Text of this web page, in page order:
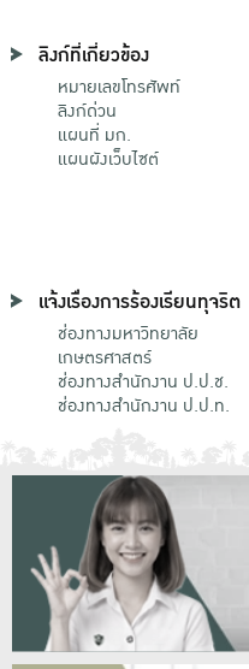
ลิงก์ที่เกี่ยวข้อง
หมายเลขโทรศัพท์
ลิงก์ด่วน
แผนที่ มก.
แผนผังเว็บไซต์
แจ้งเรื่องการร้องเรียนทุจริต
ช่องทางมหาวิทยาลัย
เกษตรศาสตร์
ช่องทางสำนักงาน ป.ป.ช.
ช่องทางสำนักงาน ป.ป.ท.